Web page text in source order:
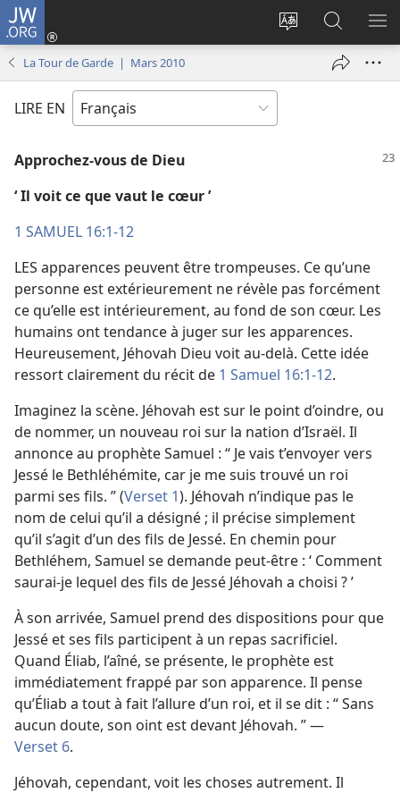
JW.ORG
Changer
langue
Se
connecter
nouvelle
sur
JW.ORG
La Tour de Garde | Mars 2010
LIRE EN
Approchez-​vous de Dieu
‘ Il voit ce que vaut le cœur ’
1 SAMUEL 16:1-12
LES apparences peuvent être trompeuses. Ce qu’une
personne est extérieurement ne révèle pas forcément
ce qu’elle est intérieurement, au fond de son cœur. Les
humains ont tendance à juger sur les apparences.
Heureusement, Jéhovah Dieu voit au-delà. Cette idée
ressort clairement du récit de 1 Samuel 16:1-12.
Imaginez la scène. Jéhovah est sur le point d’oindre, ou
de nommer, un nouveau roi sur la nation d’Israël. Il
annonce au prophète Samuel : “ Je vais t’envoyer vers
Jessé le Bethléhémite, car je me suis trouvé un roi
parmi ses fils. ” (Verset 1). Jéhovah n’indique pas le
nom de celui qu’il a désigné ; il précise simplement
qu’il s’agit d’un des fils de Jessé. En chemin pour
Bethléhem, Samuel se demande peut-être : ‘ Comment
saurai-​je lequel des fils de Jessé Jéhovah a choisi ? ’
À son arrivée, Samuel prend des dispositions pour que
Jessé et ses fils participent à un repas sacrificiel.
Quand Éliab, l’aîné, se présente, le prophète est
immédiatement frappé par son apparence. Il pense
qu’Éliab a tout à fait l’allure d’un roi, et il se dit : “ Sans
aucun doute, son oint est devant Jéhovah. ” —
Verset 6.
Jéhovah, cependant, voit les choses autrement. Il